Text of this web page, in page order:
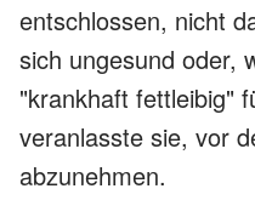
entschlossen, nicht
sich ungesund oder,
"krankhaft fettleibig"
veranlasste sie, vor
abzunehmen.